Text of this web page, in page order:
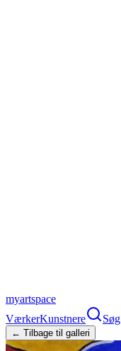
myartspace
VærkerKunstnere Søg
← Tilbage til galleri